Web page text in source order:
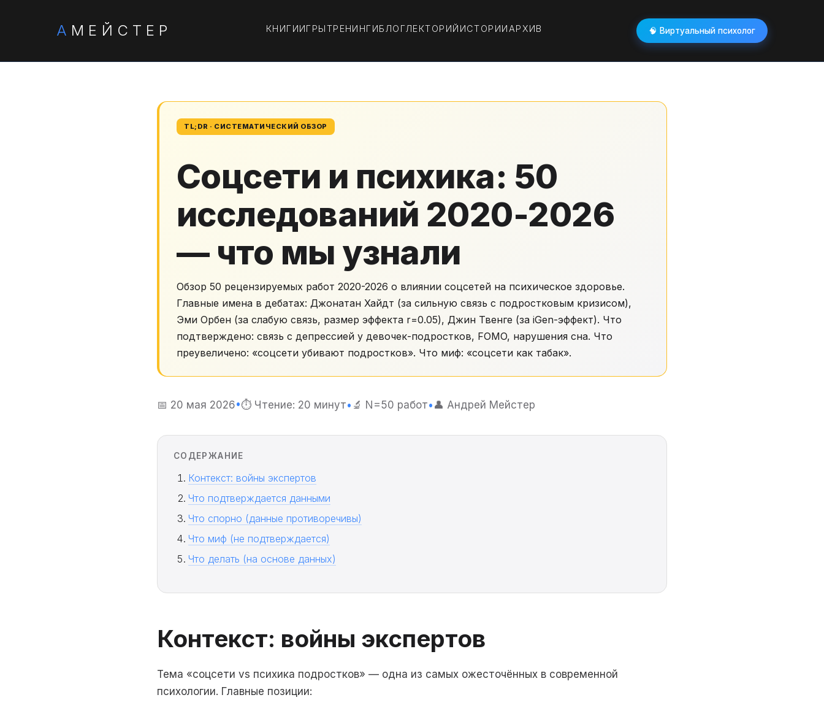
А МЕЙСТЕР КНИГИИГРЫТРЕНИНГИБЛОГЛЕКТОРИЙ ИСТОРИИ АРХИВ 🧠 Виртуальный психолог
TL;DR · СИСТЕМАТИЧЕСКИЙ ОБЗОР
Соцсети и психика: 50
исследований 2020-2026
— что мы узнали
Обзор 50 рецензируемых работ 2020-2026 о влиянии соцсетей на психическое здоровье.
Главные имена в дебатах: Джонатан Хайдт (за сильную связь с подростковым кризисом),
Эми Орбен (за слабую связь, размер эффекта r=0.05), Джин Твенге (за iGen-эффект). Что
подтверждено: связь с депрессией у девочек-подростков, FOMO, нарушения сна. Что
преувеличено: «соцсети убивают подростков». Что миф: «соцсети как табак».
📅 20 мая 2026•⏱ Чтение: 20 минут• 🔬 N=50 работ• 👤 Андрей Мейстер
СОДЕРЖАНИЕ
Контекст: войны экспертов
Что подтверждается данными
Что спорно (данные противоречивы)
Что миф (не подтверждается)
Что делать (на основе данных)
Контекст: войны экспертов
Тема «соцсети vs психика подростков» — одна из самых ожесточённых в современной
психологии. Главные позиции: